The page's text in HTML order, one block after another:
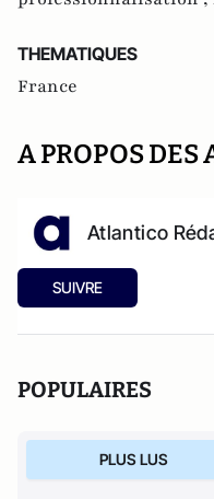
THEMATIQUES
France
A PROPOS DES
Atlantico
SUIVRE
POPULAIRES
PLUS LUS